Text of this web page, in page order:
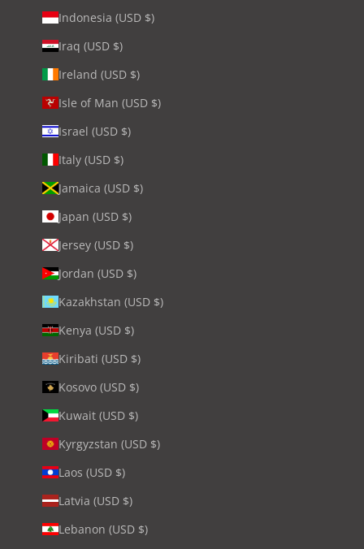
Indonesia (USD $)
Iraq (USD $)
Ireland (USD $)
Isle of Man (USD $)
Israel (USD $)
Italy (USD $)
Jamaica (USD $)
Japan (USD $)
Jersey (USD $)
Jordan (USD $)
Kazakhstan (USD $)
Kenya (USD $)
Kiribati (USD $)
Kosovo (USD $)
Kuwait (USD $)
Kyrgyzstan (USD $)
Laos (USD $)
Latvia (USD $)
Lebanon (USD $)